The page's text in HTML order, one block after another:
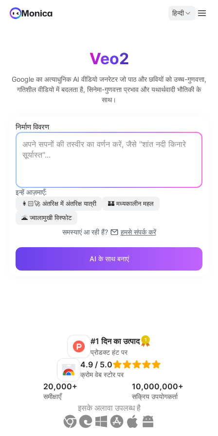
हिन्दी
Veo2
Google का अत्याधुनिक AI वीडियो जनरेटर जो पाठ और छवियों को उच्च-गुणवत्ता,
गतिशील वीडियो में बदलता है, सिनेमा-गुणवत्ता प्रभाव और यथार्थवादी भौतिकी के
साथ।
निर्माण विवरण
इन्हें आज़माएँ:
👩🏻‍🚀 अंतरिक्ष में अंतरिक्ष यात्री 🏰 मध्यकालीन महल
🌋 ज्वालामुखी विस्फोट
समस्याएं आ रही हैं? हमसे संपर्क करें
AI के साथ बनाएं
#1 दिन का उत्पाद
प्रोडक्ट हंट पर
4.9 / 5.0
क्रोम वेब स्टोर पर
20,000+
समीक्षाएँ
10,000,000+
सक्रिय उपयोगकर्ता
इसके अलावा उपलब्ध है